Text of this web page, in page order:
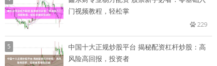
门视频教程，轻松掌
229
5
中国十大正规炒股平台 揭秘配资杠杆炒股：高
风险高回报，投资者